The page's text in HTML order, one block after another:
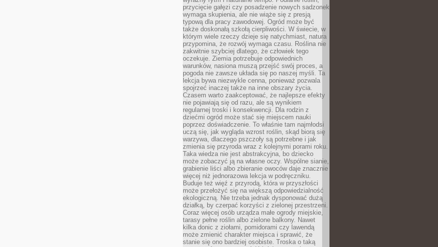
przycięcie gałęzi czy posadzenie nowych sadzonek
wymaga skupienia, ale nie wiąże się z presją
typową dla pracy zawodowej. Ogród może być
także doskonałą szkołą cierpliwości. W świecie, w
którym wiele rzeczy dzieje się natychmiast, natura
przypomina, że rozwój wymaga czasu. Roślina nie
zakwitnie szybciej dlatego, że człowiek tego
oczekuje. Ziemia potrzebuje odpowiednich
warunków, nasiona muszą przejść swój proces, a
pogoda nie zawsze układa się po naszej myśli. Ta
lekcja bywa niezwykle cenna, ponieważ pozwala
spojrzeć inaczej także na inne obszary życia.
Czasem warto zaakceptować, że najlepsze efekty
nie pojawiają się od razu, ale są wynikiem
regularnej troski i konsekwencji. Dla rodzin z
dziećmi ogród może stać się miejscem nauki
poprzez doświadczenie. To właśnie tam najmłodsi
uczą się, jak wygląda wzrost roślin, skąd biorą się
warzywa, dlaczego pszczoły są potrzebne i jak
zmienia się przyroda wraz z kolejnymi porami roku.
Taka wiedza nie jest abstrakcyjna, bo dziecko
może zobaczyć ją na własne oczy. Wspólne sianie,
grabienie liści albo zbieranie owoców daje znacznie
więcej niż jednorazowa lekcja w podręczniku.
Buduje też więź z przyrodą, która w przyszłości
może przełożyć się na większą odpowiedzialność
ekologiczną. Nie trzeba jednak dysponować dużą
działką, by czerpać korzyści z zielonej przestrzeni.
Coraz więcej osób urządza małe ogrody miejskie,
tarasy pełne roślin albo zielone balkony. Nawet
kilka donic z ziołami, pomidorami czy lawendą
może zmienić charakter miejsca i sprawić, że
stanie się ono bardziej osobiste. Troska o taką